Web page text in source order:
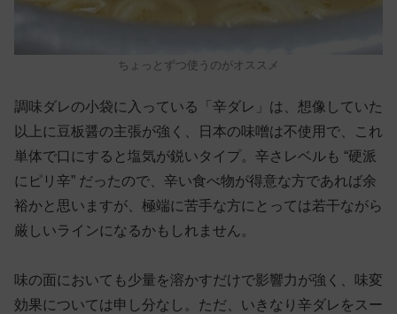
ちょっとずつ使うのがオススメ
調味ダレの小袋に入っている「辛ダレ」は、想像していた
以上に豆板醤の主張が強く、日本の味噌は不使用で、これ
単体で口にすると塩気が鋭いタイプ。辛さレベルも “硬派
にピリ辛” だったので、辛い食べ物が得意な方であれば余
裕かと思いますが、極端に苦手な方にとっては若干ながら
厳しいラインになるかもしれません。
味の面においても少量を溶かすだけで影響力が強く、味変
効果については申し分なし。ただ、いきなり辛ダレをスー